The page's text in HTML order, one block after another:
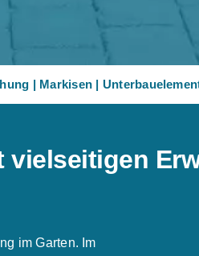
| Markisen |
im Garten. Im